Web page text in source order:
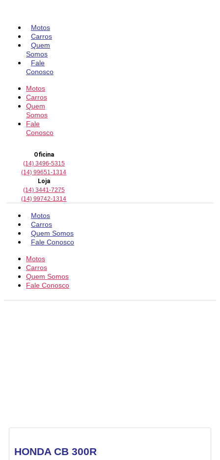
conteúdo
Motos
Carros
Quem
Somos
Fale
Conosco
Motos
Carros
Quem
Somos
Fale
Conosco
Oficina
(14) 3496-5315
(14) 99651-1314
Loja
(14) 3441-7275
(14) 99742-1314
Motos
Carros
Quem Somos
Fale Conosco
Motos
Carros
Quem Somos
Fale Conosco
HONDA CB 300R